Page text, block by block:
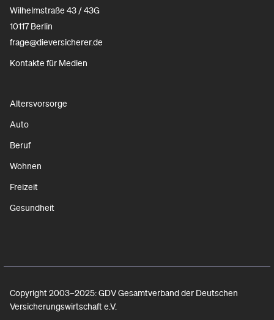
Wilhelmstraße 43 / 43G
10117 Berlin
frage@dieversicherer.de
Kontakte für Medien
Altersvorsorge
Auto
Beruf
Wohnen
Freizeit
Gesundheit
Copyright 2003–2025: GDV Gesamtverband der Deutschen
Versicherungswirtschaft e.V.